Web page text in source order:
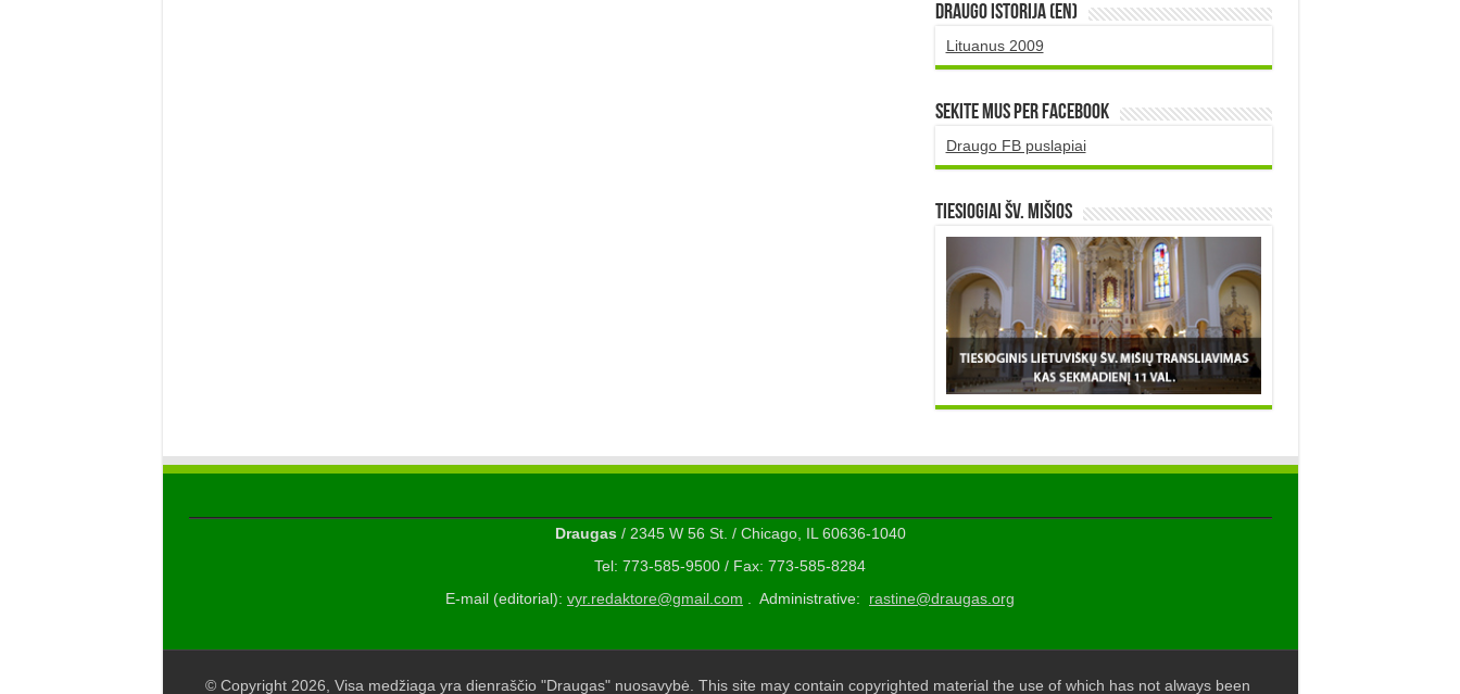
DRAUGO istorija (EN)
Lituanus 2009
Sekite mus per Facebook
Draugo FB puslapiai
TIESIOGIAI šv. MIŠIOS
Draugas/ 2345 W 56 St. / Chicago, IL 60636-1040
Tel: 773-585-9500 / Fax: 773-585-8284
E-mail (editorial): vyr.redaktore@gmail.com . Administrative: rastine@draugas.org
© Copyright 2026, Visa medžiaga yra dienraščio "Draugas" nuosavybė. This site may contain copyrighted material the use of which has not always been